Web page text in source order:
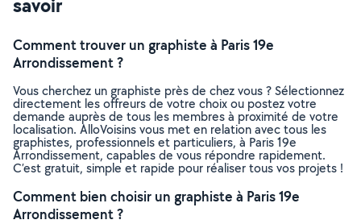
Comment trouver un graphiste à Paris 19e
Arrondissement ?
Vous cherchez un graphiste près de chez vous ? Sélectionnez
directement les offreurs de votre choix ou postez votre
demande auprès de tous les membres à proximité de votre
localisation. AlloVoisins vous met en relation avec tous les
graphistes, professionnels et particuliers, à Paris 19e
Arrondissement, capables de vous répondre rapidement.
C’est gratuit, simple et rapide pour réaliser tous vos projets !
Comment bien choisir un graphiste à Paris 19e
Arrondissement ?